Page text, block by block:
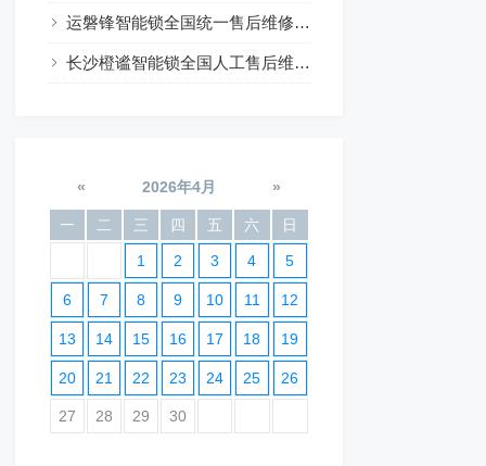
运磐锋智能锁全国统一售后维修24小时预约
长沙橙谧智能锁全国人工售后维修电话24小时服务
« 2026年4月 »
一 二 三 四 五 六 日
1 2 3 4 5
6 7 8 9 10 11 12
13 14 15 16 17 18 19
20 21 22 23 24 25 26
27 28 29 30